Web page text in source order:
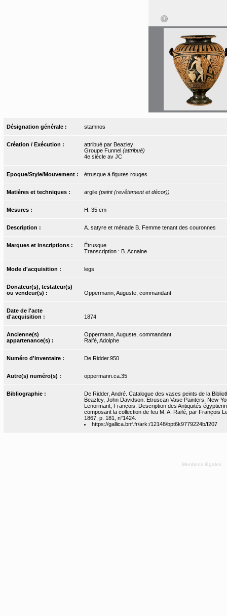
Désignation générale : stamnos
Création / Exécution :
attribué par Beazley
Groupe Funnel (attribué)
4e siècle av JC
Epoque/Style/Mouvement : étrusque à figures rouges
Matières et techniques : argile (peint (revêtement et décor))
Mesures : H. 35 cm
Description : A. satyre et ménade B. Femme tenant des couronnes
Marques et inscriptions :
Étrusque
Transcription : B. Acnaine
Mode d'acquisition : legs
Donateur(s), testateur(s)
ou vendeur(s) :
Oppermann, Auguste, commandant
Date de l'acte
d'acquisition :
1874
Ancienne(s)
appartenance(s) :
Oppermann, Auguste, commandant
Raifé, Adolphe
Numéro d'inventaire : De Ridder.950
Autre(s) numéro(s) : oppermann.ca.35
Bibliographie :
De Ridder, André. Catalogue des vases peints de la
Beazley, John Davidson. Etruscan Vase Painters. New-
Lenormant, François. Description des Antiquités
composant la collection de feu M. A. Raifé, par François
1867, p. 181, n°1424.
https://gallica.bnf.fr/ark:/12148/bpt6k9779224b/f207
Mentions légales